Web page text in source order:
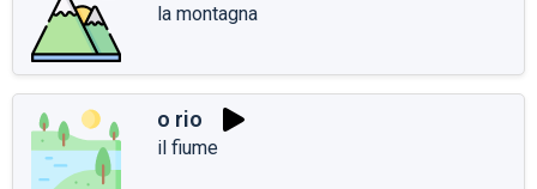
la montagna
o rio
il fiume